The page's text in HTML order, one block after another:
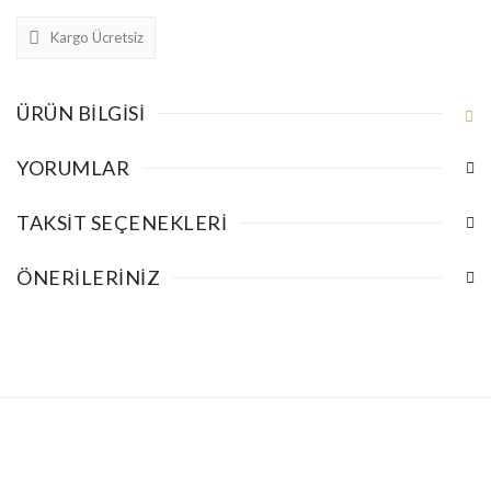
Kargo Ücretsiz
ÜRÜN BILGISI
YORUMLAR
TAKSIT SEÇENEKLERI
ÖNERILERINIZ